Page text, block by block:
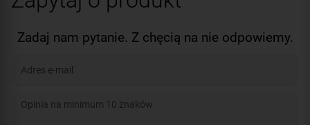
Zadaj nam pytanie. Z chęcią na nie odpowiemy.